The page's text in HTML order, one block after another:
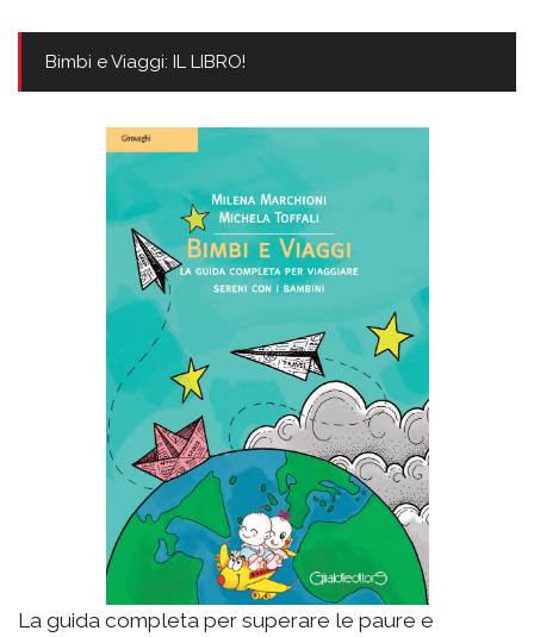
Bimbi e Viaggi: IL LIBRO!
La guida completa per superare le paure e